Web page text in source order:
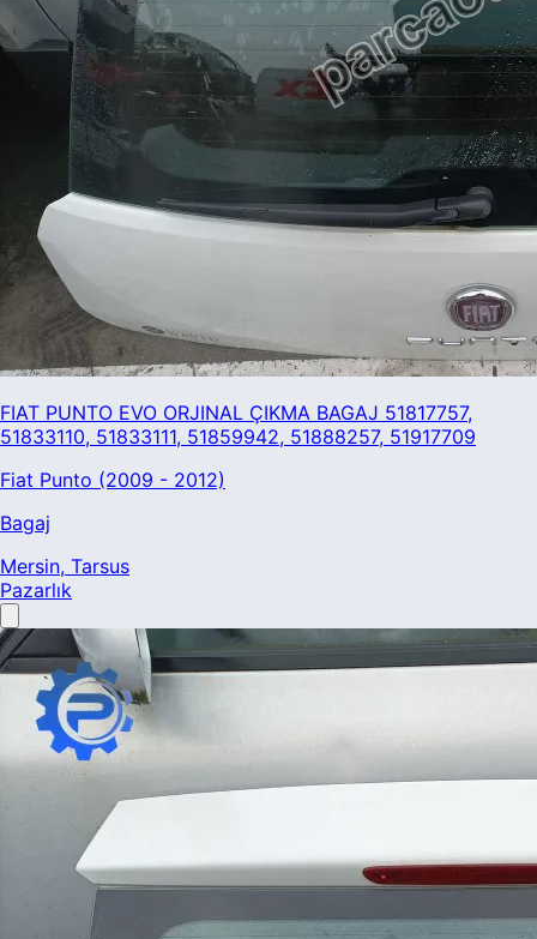
FIAT PUNTO EVO ORJINAL ÇIKMA BAGAJ 51817757,
51833110, 51833111, 51859942, 51888257, 51917709
Fiat Punto (2009 - 2012)
Bagaj
Mersin, Tarsus
Pazarlık